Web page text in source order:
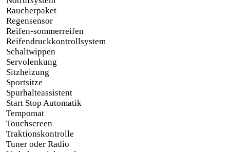
Raucherpaket
Regensensor
Reifen-sommerreifen
Reifendruckkontrollsystem
Schaltwippen
Servolenkung
Sitzheizung
Sportsitze
Spurhalteassistent
Start Stop Automatik
Tempomat
Touchscreen
Traktionskontrolle
Tuner oder Radio